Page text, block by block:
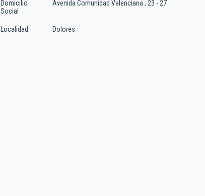
Domicilio
Social
Avenida Comunidad Valenciana , 23 - 27
Localidad Dolores